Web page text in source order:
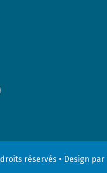
réservés • Design par